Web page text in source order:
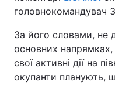
Техно і зв'язок
Зброя
головнокомандувач
За його словами, не
основних
свої активні дії на
окупанти планують,